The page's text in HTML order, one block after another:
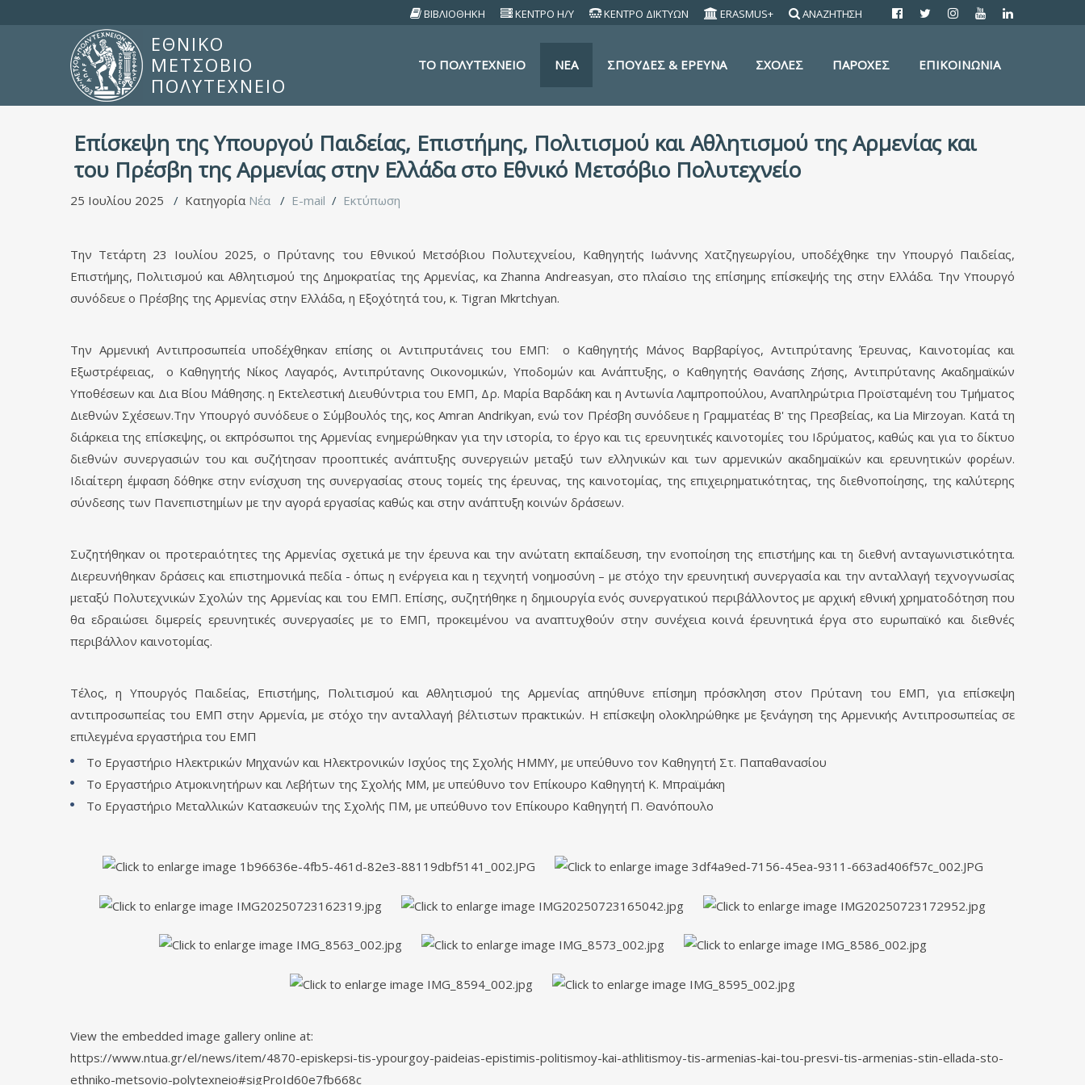
ΒΙΒΛΙΟΘΗΚΗ ΚΕΝΤΡΟ Η/Υ ΚΕΝΤΡΟ ΔΙΚΤΥΩΝ ERASMUS+ ΑΝΑΖΗΤΗΣΗ
ΕΘΝΙΚΟ
ΜΕΤΣΟΒΙΟ
ΠΟΛΥΤΕΧΝΕΙΟ
TO ΠΟΛΥΤΕΧΝΕΙΟ ΝΕΑ ΣΠΟΥΔΕΣ & ΕΡΕΥΝΑ ΣΧΟΛΕΣ ΠΑΡΟΧΕΣ ΕΠΙΚΟΙΝΩΝΙΑ
Επίσκεψη της Υπουργού Παιδείας, Επιστήμης, Πολιτισμού και Αθλητισμού της Αρμενίας και
του Πρέσβη της Αρμενίας στην Ελλάδα στο Εθνικό Μετσόβιο Πολυτεχνείο
25 Ιουλίου 2025 Κατηγορία Νέα E-mail Εκτύπωση
Την Τετάρτη 23 Ιουλίου 2025, ο Πρύτανης του Εθνικού Μετσόβιου Πολυτεχνείου, Καθηγητής Ιωάννης Χατζηγεωργίου, υποδέχθηκε την Υπουργό Παιδείας,
Επιστήμης, Πολιτισμού και Αθλητισμού της Δημοκρατίας της Αρμενίας, κα Zhanna Andreasyan, στο πλαίσιο της επίσημης επίσκεψής της στην Ελλάδα. Την Υπουργό
συνόδευε ο Πρέσβης της Αρμενίας στην Ελλάδα, η Εξοχότητά του, κ. Tigran Mkrtchyan.
Την Αρμενική Αντιπροσωπεία υποδέχθηκαν επίσης οι Αντιπρυτάνεις του ΕΜΠ: ο Καθηγητής Μάνος Βαρβαρίγος, Αντιπρύτανης Έρευνας, Καινοτομίας και
Εξωστρέφειας, ο Καθηγητής Νίκος Λαγαρός, Αντιπρύτανης Οικονομικών, Υποδομών και Ανάπτυξης, ο Καθηγητής Θανάσης Ζήσης, Αντιπρύτανης Ακαδημαϊκών
Υποθέσεων και Δια Βίου Μάθησης. η Εκτελεστική Διευθύντρια του ΕΜΠ, Δρ. Μαρία Βαρδάκη και η Αντωνία Λαμπροπούλου, Αναπληρώτρια Προϊσταμένη του Τμήματος
Διεθνών Σχέσεων.Την Υπουργό συνόδευε ο Σύμβουλός της, κος Amran Andrikyan, ενώ τον Πρέσβη συνόδευε η Γραμματέας Β' της Πρεσβείας, κα Lia Mirzoyan. Κατά τη
διάρκεια της επίσκεψης, οι εκπρόσωποι της Αρμενίας ενημερώθηκαν για την ιστορία, το έργο και τις ερευνητικές καινοτομίες του Ιδρύματος, καθώς και για το δίκτυο
διεθνών συνεργασιών του και συζήτησαν προοπτικές ανάπτυξης συνεργειών μεταξύ των ελληνικών και των αρμενικών ακαδημαϊκών και ερευνητικών φορέων.
Ιδιαίτερη έμφαση δόθηκε στην ενίσχυση της συνεργασίας στους τομείς της έρευνας, της καινοτομίας, της επιχειρηματικότητας, της διεθνοποίησης, της καλύτερης
σύνδεσης των Πανεπιστημίων με την αγορά εργασίας καθώς και στην ανάπτυξη κοινών δράσεων.
Συζητήθηκαν οι προτεραιότητες της Αρμενίας σχετικά με την έρευνα και την ανώτατη εκπαίδευση, την ενοποίηση της επιστήμης και τη διεθνή ανταγωνιστικότητα.
Διερευνήθηκαν δράσεις και επιστημονικά πεδία - όπως η ενέργεια και η τεχνητή νοημοσύνη – με στόχο την ερευνητική συνεργασία και την ανταλλαγή τεχνογνωσίας
μεταξύ Πολυτεχνικών Σχολών της Αρμενίας και του ΕΜΠ. Επίσης, συζητήθηκε η δημιουργία ενός συνεργατικού περιβάλλοντος με αρχική εθνική χρηματοδότηση που
θα εδραιώσει διμερείς ερευνητικές συνεργασίες με το ΕΜΠ, προκειμένου να αναπτυχθούν στην συνέχεια κοινά έρευνητικά έργα στο ευρωπαϊκό και διεθνές
περιβάλλον καινοτομίας.
Τέλος, η Υπουργός Παιδείας, Επιστήμης, Πολιτισμού και Αθλητισμού της Αρμενίας απηύθυνε επίσημη πρόσκληση στον Πρύτανη του ΕΜΠ, για επίσκεψη
αντιπροσωπείας του ΕΜΠ στην Αρμενία, με στόχο την ανταλλαγή βέλτιστων πρακτικών. Η επίσκεψη ολοκληρώθηκε με ξενάγηση της Αρμενικής Αντιπροσωπείας σε
επιλεγμένα εργαστήρια του ΕΜΠ
Το Εργαστήριο Ηλεκτρικών Μηχανών και Ηλεκτρονικών Ισχύος της Σχολής ΗΜΜΥ, με υπεύθυνο τον Καθηγητή Στ. Παπαθανασίου
Το Εργαστήριο Ατμοκινητήρων και Λεβήτων της Σχολής ΜΜ, με υπεύθυνο τον Επίκουρο Καθηγητή Κ. Μπραϊμάκη
Το Εργαστήριο Μεταλλικών Κατασκευών της Σχολής ΠΜ, με υπεύθυνο τον Επίκουρο Καθηγητή Π. Θανόπουλο
View the embedded image gallery online at:
https://www.ntua.gr/el/news/item/4870-episkepsi-tis-ypourgoy-paideias-epistimis-politismoy-kai-athlitismoy-tis-armenias-kai-tou-presvi-tis-armenias-stin-ellada-sto-
ethniko-metsovio-polytexneio#sigProId60e7fb668c